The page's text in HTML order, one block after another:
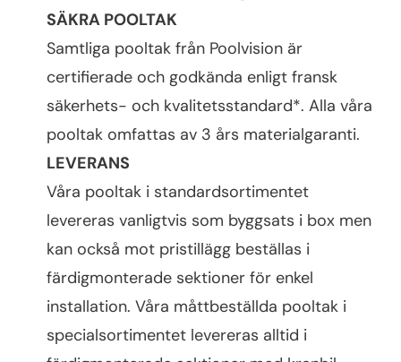
SÄKRA POOLTAK
Samtliga pooltak från Poolvision är
certifierade och godkända enligt fransk
säkerhets- och kvalitetsstandard*. Alla våra
pooltak omfattas av 3 års materialgaranti.
LEVERANS
Våra pooltak i standardsortimentet
levereras vanligtvis som byggsats i box men
kan också mot pristillägg beställas i
färdigmonterade sektioner för enkel
installation. Våra måttbeställda pooltak i
specialsortimentet levereras alltid i